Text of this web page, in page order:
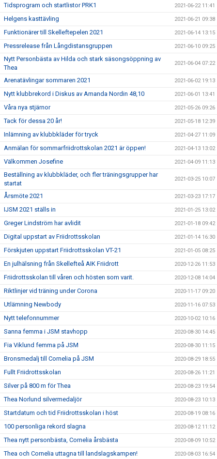
Tidsprogram och startlistor PRK1 2021-06-22 11:41
Helgens kasttävling 2021-06-21 09:38
Funktionärer till Skelleftepelen 2021 2021-06-14 13:15
Pressrelease från Långdistansgruppen 2021-06-10 09:25
Nytt Personbästa av Hilda och stark säsongsöppning av
Thea
2021-06-04 07:22
Arenatävlingar sommaren 2021 2021-06-02 19:13
Nytt klubbrekord i Diskus av Amanda Nordin 48,10 2021-06-01 13:41
Våra nya stjärnor 2021-05-26 09:26
Tack för dessa 20 år! 2021-05-18 12:39
Inlämning av klubbkläder för tryck 2021-04-27 11:09
Anmälan för sommarfriidrottskolan 2021 är öppen! 2021-04-13 13:02
Välkommen Josefine 2021-04-09 11:13
Beställning av klubbkläder, och fler träningsgrupper har
startat
2021-03-25 10:07
Årsmöte 2021 2021-03-23 17:17
IJSM 2021 ställs in 2021-01-25 13:02
Greger Lindström har avlidit 2021-01-18 09:42
Digital uppstart av Friidrottsskolan 2021-01-14 16:30
Förskjuten uppstart Friidrottsskolan VT-21 2021-01-05 08:25
En julhälsning från Skellefteå AIK Friidrott 2020-12-26 11:53
Friidrottsskolan till våren och hösten som varit. 2020-12-08 14:04
Riktlinjer vid träning under Corona 2020-11-17 09:20
Utlämning Newbody 2020-11-16 07:53
Nytt telefonnummer 2020-10-02 10:16
Sanna femma i JSM stavhopp 2020-08-30 14:45
Fia Viklund femma på JSM 2020-08-30 11:15
Bronsmedalj till Cornelia på JSM 2020-08-29 18:55
Fullt Friidrottsskolan 2020-08-26 11:21
Silver på 800 m för Thea 2020-08-23 19:54
Thea Norlund silvermedaljör 2020-08-23 10:13
Startdatum och tid Friidrottsskolan i höst 2020-08-19 08:16
100 personliga rekord slagna 2020-08-12 11:12
Thea nytt personbästa, Cornelia årsbästa 2020-08-09 10:52
Thea och Cornelia uttagna till landslagskampen! 2020-08-03 16:54